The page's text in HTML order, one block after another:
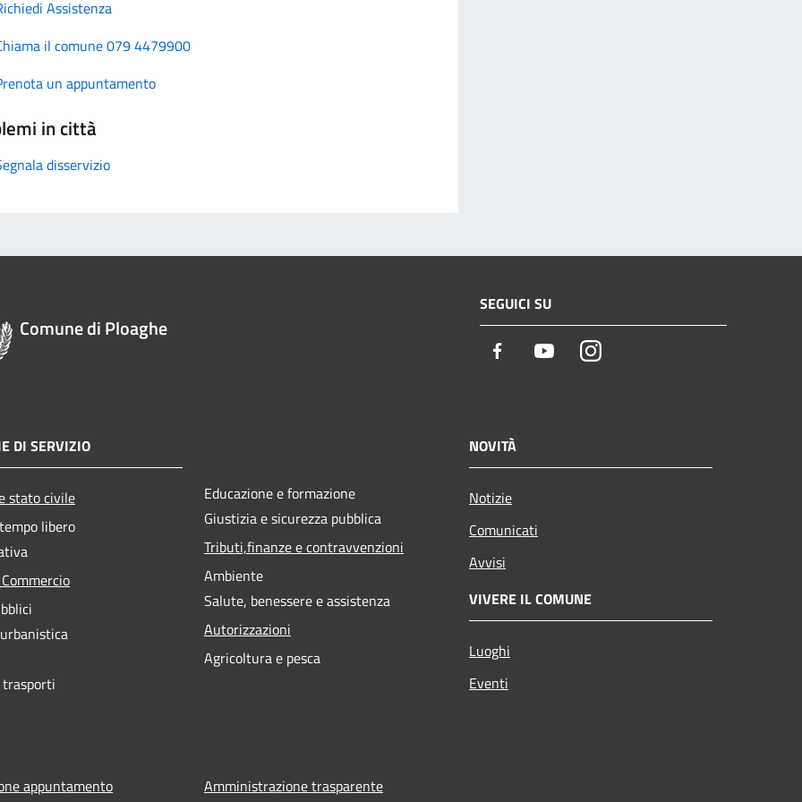
Assistenza
il comune 079 4479900
un appuntamento
in città
disservizio
Comune di Ploaghe
SEGUICI SU
Facebook YoutubeInstagram
DI SERVIZIO
stato civile
libero
Educazione e formazione
Giustizia e sicurezza pubblica
Tributi,finanze e contravvenzioni
Ambiente
Salute, benessere e assistenza
Autorizzazioni
Agricoltura e pesca
NOVITÀ
Notizie
Comunicati
Avvisi
VIVERE IL COMUNE
Luoghi
Eventi
appuntamento Amministrazione trasparente